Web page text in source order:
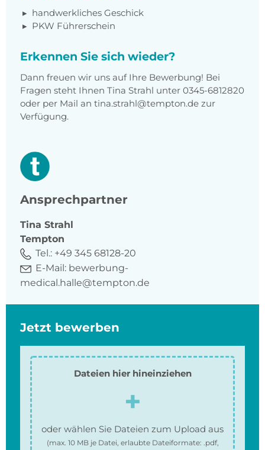
handwerkliches Geschick
PKW Führerschein
Erkennen Sie sich wieder?
Dann freuen wir uns auf Ihre Bewerbung! Bei
Fragen steht Ihnen Tina Strahl unter 0345-6812820
oder per Mail an tina.strahl@tempton.de zur
Verfügung.
Ansprechpartner
Tina Strahl
Tempton
Tel.: +49 345 68128-20
E-Mail: bewerbung-
medical.halle@tempton.de
Jetzt bewerben
Dateien hier hineinziehen
oder wählen Sie Dateien zum Upload aus
(max. 10 MBje Datei, erlaubte Dateiformate: .pdf,